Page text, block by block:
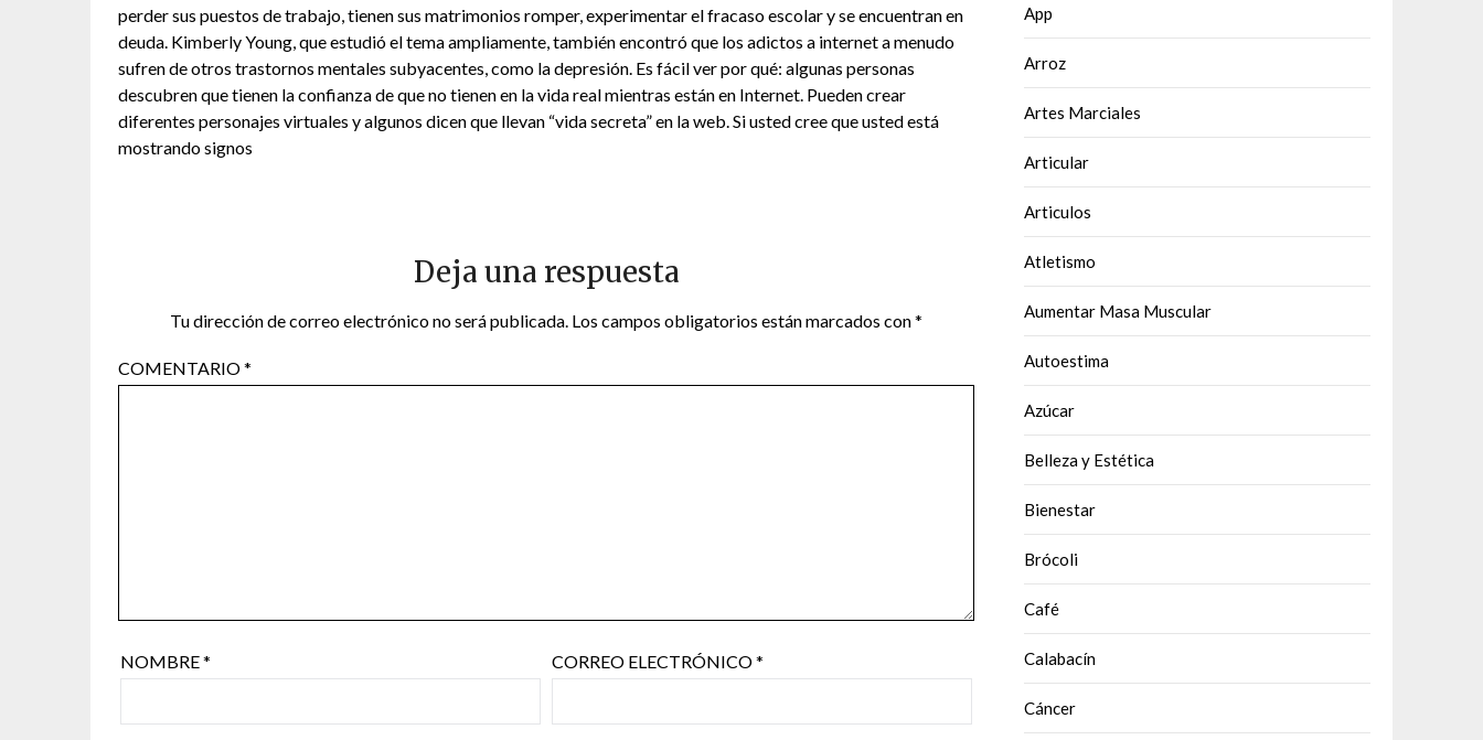
perder sus puestos de trabajo, tienen sus matrimonios romper, experimentar el fracaso escolar y se encuentran en
deuda. Kimberly Young, que estudió el tema ampliamente, también encontró que los adictos a internet a menudo
sufren de otros trastornos mentales subyacentes, como la depresión. Es fácil ver por qué: algunas personas
descubren que tienen la confianza de que no tienen en la vida real mientras están en Internet. Pueden crear
diferentes personajes virtuales y algunos dicen que llevan “vida secreta” en la web. Si usted cree que usted está
mostrando signos
Deja una respuesta
Tu dirección de correo electrónico no será publicada. Los campos obligatorios están marcados con*
COMENTARIO*
NOMBRE* CORREO ELECTRÓNICO*
App
Arroz
Artes Marciales
Articular
Articulos
Atletismo
Aumentar Masa Muscular
Autoestima
Azúcar
Belleza y Estética
Bienestar
Brócoli
Café
Calabacín
Cáncer